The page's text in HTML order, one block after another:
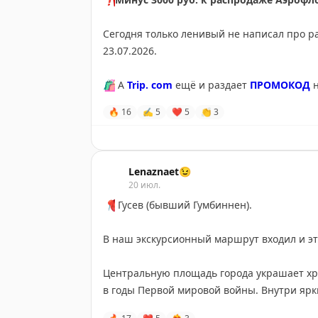
Сегодня только ленивый не написал про
23.07.2026.
🛍 А Trip. com ещё и раздает ПРОМОКОД
➖Максимальная скидка 20% от
обратно авиакомпании Аэрофлот
➖ На одно бронирование на авиабилеты
🛎Отель со скидкой бронируйте там же
🔥 16 ✍ 5 ❤ 5 👏 3
Lenaznaet😉
20 июл.
📍 Гусев (бывший Гумбиннен).
В наш экскурсионный маршрут входил и
Центральную площадь города украшает
в годы Первой мировой войны. Внутри